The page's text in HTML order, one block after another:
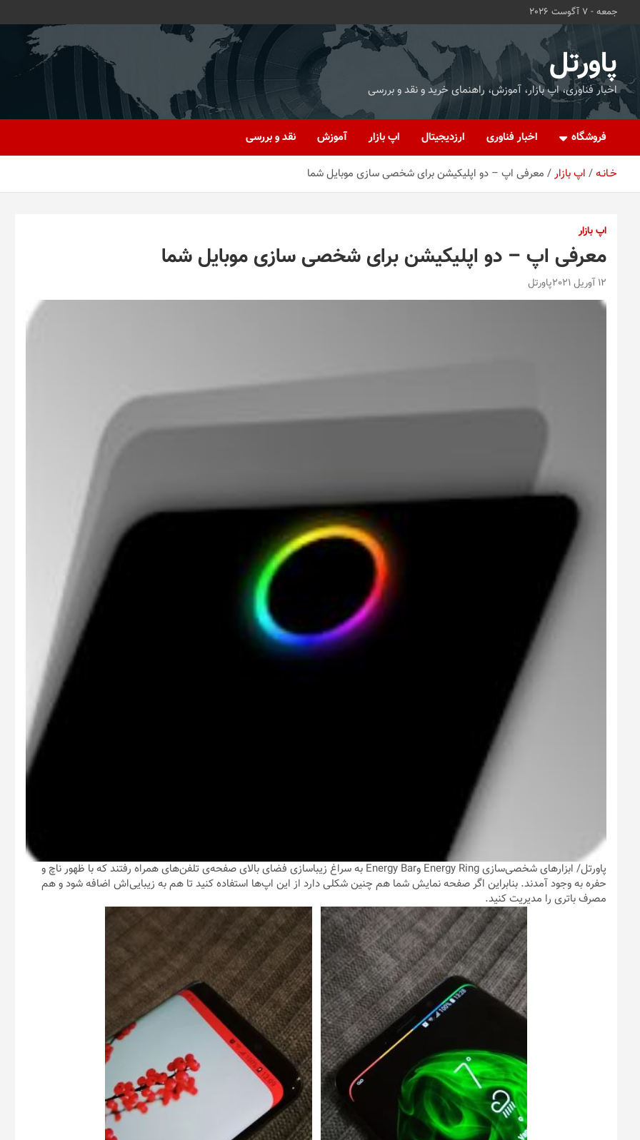
جمعه - 7 آگوست 2026
پاورتل
اخبار فناوری، اپ بازار، آموزش، راهنمای خرید و نقد و بررسی
فروشگاه اخبار فناوری ارزدیجیتال اپ بازار آموزش نقد و بررسی
خـانـه اپ بازار معرفی اپ – دو اپلیکیشن برای شخصی سازی موبایل شما
اپ بازار
معرفی اپ – دو اپلیکیشن برای شخصی سازی موبایل شما
12 آوریل 2021 پاورتل
پاورتل
/ ابزارهای شخصی‌سازی Energy Ring وEnergy Bar به سراغ زیباسازی فضای بالای صفحه‌ی تلفن‌های همراه رفتند که با ظهور ناچ و
حفره به وجود آمدند. بنابراین اگر صفحه نمایش شما هم چنین شکلی دارد از این اپ‌ها استفاده کنید تا هم به زیبایی‌اش اضافه شود و هم
مصرف باتری را مدیریت کنید.